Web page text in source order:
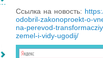
Ссылка на новость:
odobril-zakonoproekt-o-
na-perevod-
zemel-i-vidy-ugodij/